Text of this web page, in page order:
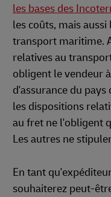
les bases des
les coûts, mais
transport maritime.
relatives au
obligent le vendeur
d'assurance du
les dispositions
au fret ne l'obligent
Les autres ne
En tant
souhaiterez peut-